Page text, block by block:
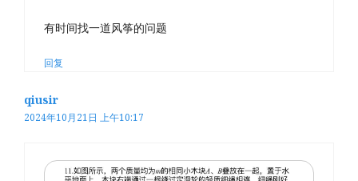
有时间找一道风筝的问题
回复
qiusir
2024年10月21日 上午10:17